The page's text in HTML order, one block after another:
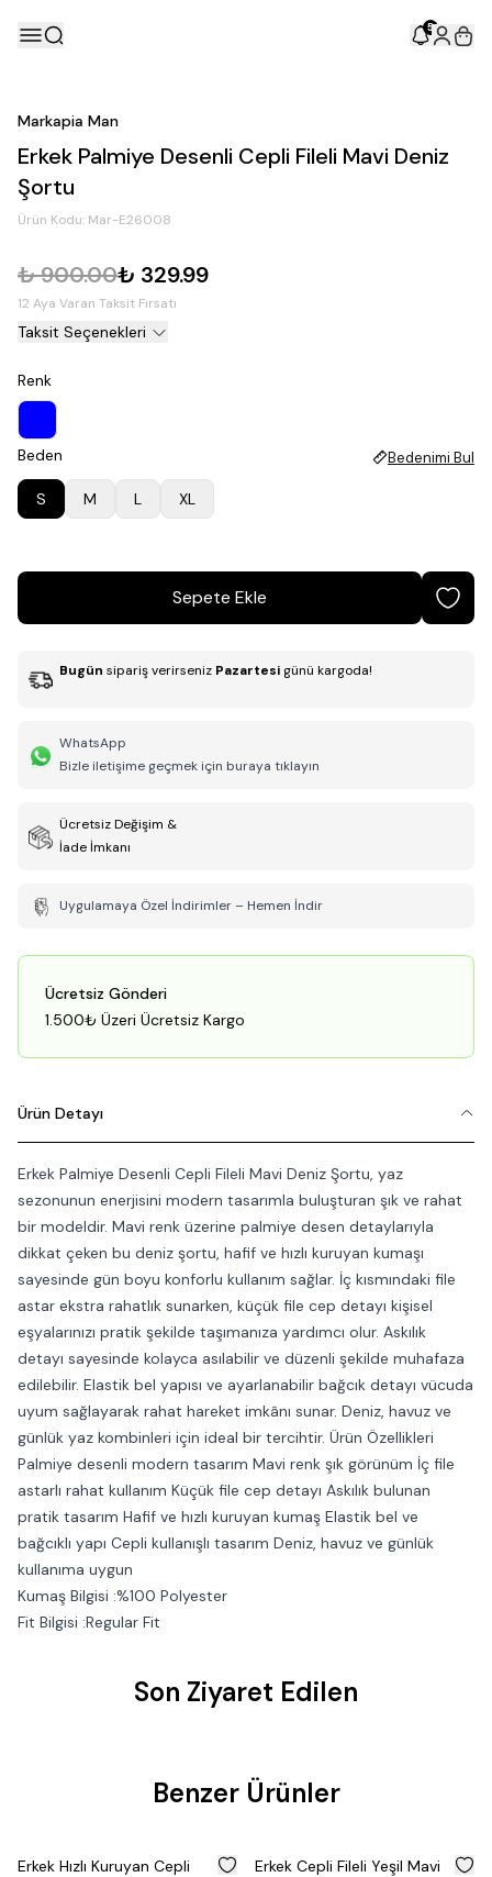
5
Markapia Man
Erkek Palmiye Desenli Cepli Fileli Mavi Deniz
Şortu
Ürün Kodu: Mar-E26008
₺ 900.00₺ 329.99
12 Aya Varan Taksit Fırsatı
Taksit Seçenekleri
Renk
Beden Bedenimi Bul
S M L XL
Sepete Ekle
Bugün sipariş verirseniz Pazartesi günü kargoda!
WhatsApp
Bizle iletişime geçmek için buraya tıklayın
Ücretsiz Değişim &
İade İmkanı
Uygulamaya Özel İndirimler – Hemen İndir
Ücretsiz Gönderi
1.500₺ Üzeri Ücretsiz Kargo
Ürün Detayı
Erkek Palmiye Desenli Cepli Fileli Mavi Deniz Şortu, yaz
sezonunun enerjisini modern tasarımla buluşturan şık ve rahat
bir modeldir. Mavi renk üzerine palmiye desen detaylarıyla
dikkat çeken bu deniz şortu, hafif ve hızlı kuruyan kumaşı
sayesinde gün boyu konforlu kullanım sağlar. İç kısmındaki file
astar ekstra rahatlık sunarken, küçük file cep detayı kişisel
eşyalarınızı pratik şekilde taşımanıza yardımcı olur. Askılık
detayı sayesinde kolayca asılabilir ve düzenli şekilde muhafaza
edilebilir. Elastik bel yapısı ve ayarlanabilir bağcık detayı vücuda
uyum sağlayarak rahat hareket imkânı sunar. Deniz, havuz ve
günlük yaz kombinleri için ideal bir tercihtir. Ürün Özellikleri
Palmiye desenli modern tasarım Mavi renk şık görünüm İç file
astarlı rahat kullanım Küçük file cep detayı Askılık bulunan
pratik tasarım Hafif ve hızlı kuruyan kumaş Elastik bel ve
bağcıklı yapı Cepli kullanışlı tasarım Deniz, havuz ve günlük
kullanıma uygun
Kumaş Bilgisi :%100 Polyester
Fit Bilgisi :Regular Fit
Son Ziyaret Edilen
Benzer Ürünler
% 63
Erkek Hızlı Kuruyan Cepli
63
Erkek Cepli Fileli Yeşil Mavi